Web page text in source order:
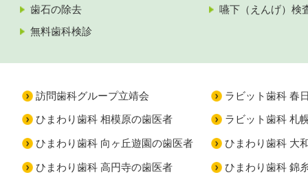
歯石の除去
嚥下（えんげ）検
無料歯科検診
訪問歯科グループ立靖会 ラビット歯科 春
ひまわり歯科 相模原の歯医者 ラビット歯科 札
ひまわり歯科 向ヶ丘遊園の歯医者 ひまわり歯科 大
ひまわり歯科 高円寺の歯医者 ひまわり歯科 錦